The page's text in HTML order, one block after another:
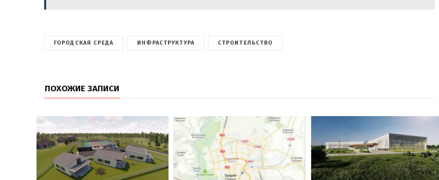
ГОРОДСКАЯ СРЕДА ИНФРАСТРУКТУРА СТРОИТЕЛЬСТВО
ПОХОЖИЕ ЗАПИСИ